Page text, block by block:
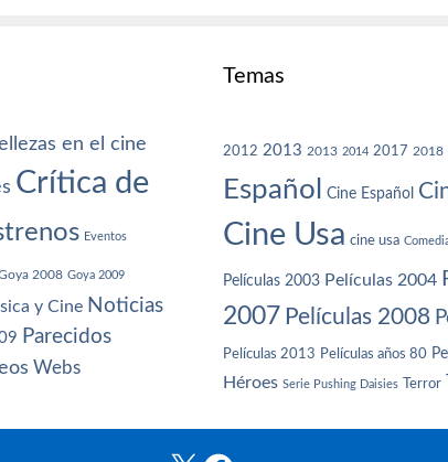
en el cine
Crítica de
Eventos
2008 Goya 2009
y Cine Noticias
Parecidos
Webs
Temas
2012 2013 2013 2014 2017 2018
Español
Cine Español
Cine Usa cine usa
Películas 2003 Películas 2004
2007 Películas 2008
Películas 2013 Películas años 80
Héroes Serie Pushing Daisies Terror
X Facebook